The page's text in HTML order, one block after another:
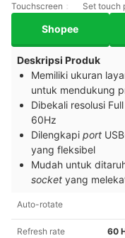
Touchscreen Set touch
Shopee
Deskripsi Produk
Memiliki ukuran
untuk mendukung
Dibekali resolusi
60Hz
Dilengkapi port
yang fleksibel
Mudah untuk
socket yang
Auto-rotate
Refresh rate 60